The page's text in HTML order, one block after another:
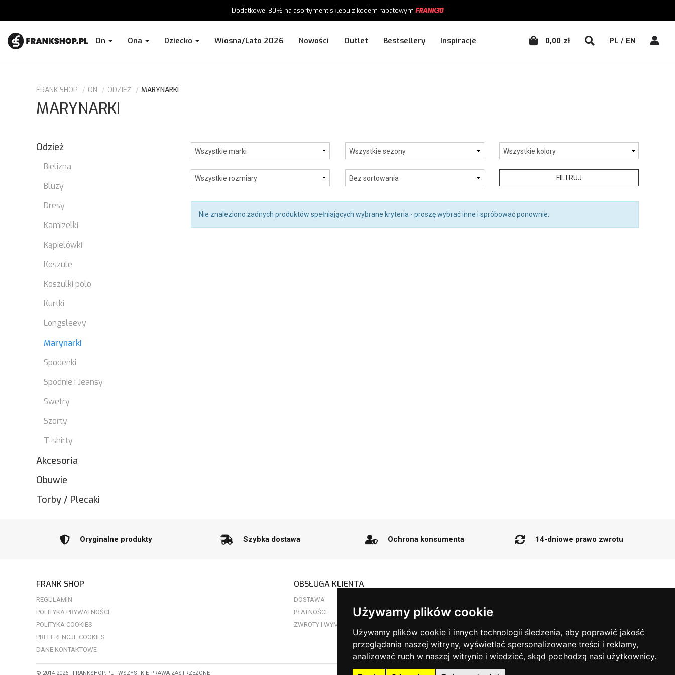
Używamy plików cookie
Używamy plików cookie i innych technologii śledzenia, aby poprawić jakość
przeglądania naszej witryny, wyświetlać spersonalizowane treści i reklamy,
analizować ruch w naszej witrynie i wiedzieć, skąd pochodzą nasi użytkownicy.
Dodatkowe -30% na asortyment sklepu z kodem rabatowym FRANK30
On Ona Dziecko Wiosna/Lato 2026 Nowości Outlet Bestsellery Inspiracje 0,00 zł PL / EN
FRANK SHOP ON ODZIEŻ MARYNARKI
MARYNARKI
Odzież
Bielizna
Bluzy
Dresy
Kamizelki
Kąpielówki
Koszule
Koszulki polo
Kurtki
Longsleevy
Marynarki
Spodenki
Spodnie i Jeansy
Swetry
Szorty
T-shirty
Akcesoria
Obuwie
Torby / Plecaki
FILTRUJ
Nie znaleziono żadnych produktów spełniających wybrane kryteria - proszę wybrać inne i spróbować ponownie.
Oryginalne produkty Szybka dostawa Ochrona konsumenta 14-dniowe prawo zwrotu
FRANK SHOP
REGULAMIN
POLITYKA PRYWATNOŚCI
POLITYKA COOKIES
PREFERENCJE COOKIES
DANE KONTAKTOWE
OBSŁUGA KLIENTA
DOSTAWA
PŁATNOŚCI
ZWROTY I WYMIANY
© 2014-2026 - FRANKSHOP.PL - WSZYSTKIE PRAWA ZASTRZEŻONE